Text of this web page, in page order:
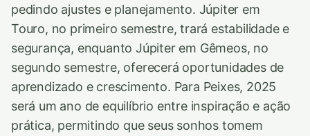
pedindo ajustes e planejamento. Júpiter em
Touro, no primeiro semestre, trará estabilidade e
segurança, enquanto Júpiter em Gêmeos, no
segundo semestre, oferecerá oportunidades de
aprendizado e crescimento. Para Peixes, 2025
será um ano de equilíbrio entre inspiração e ação
prática, permitindo que seus sonhos tomem